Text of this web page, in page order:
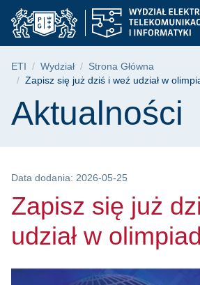
Przejdź
do
menu
Przejdź
do
wyszukiwarki
Przejdź
do
treści
Zapisz się
Ścieżka
ETI Wydział
Strona Główna
Zapisz się już dziś i weź udział w
Treść strony
Aktualności
Data dodania: 2026-05-25
Zapisz się już
udział w